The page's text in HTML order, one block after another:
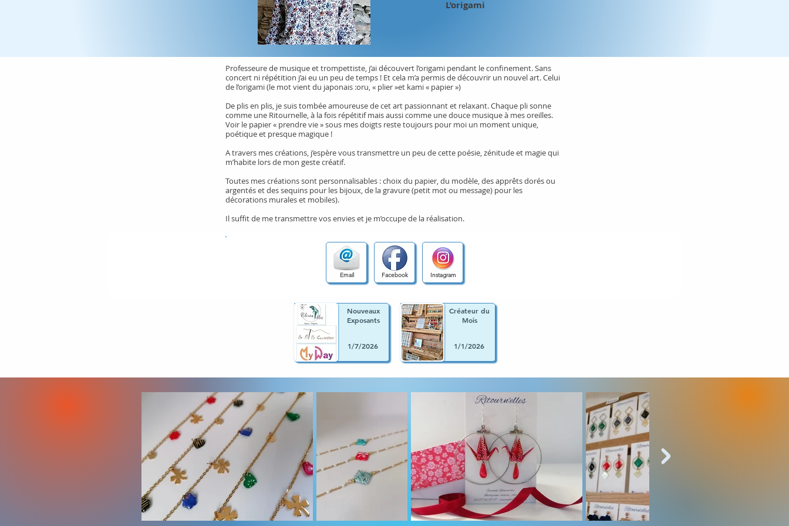
L’origami
Professeure de musique et trompettiste, j’ai découvert l’origami pendant le confinement. Sans
concert ni répétition j’ai eu un peu de temps ! Et cela m’a permis de découvrir un nouvel art. Celui
de l’origami (le mot vient du japonais :oru, « plier »et kami « papier »)
De plis en plis, je suis tombée amoureuse de cet art passionnant et relaxant. Chaque pli sonne
comme une Ritournelle, à la fois répétitif mais aussi comme une douce musique à mes oreilles.
Voir le papier « prendre vie » sous mes doigts reste toujours pour moi un moment unique,
poétique et presque magique !
A travers mes créations, j’espère vous transmettre un peu de cette poésie, zénitude et magie qui
m’habite lors de mon geste créatif.
Toutes mes créations sont personnalisables : choix du papier, du modèle, des apprêts dorés ou
argentés et des sequins pour les bijoux, de la gravure (petit mot ou message) pour les
décorations murales et mobiles).
Il suffit de me transmettre vos envies et je m’occupe de la réalisation.
Email Facebook Instagram
Nouveaux
Exposants
1/7/2026
Créateur du
Mois
1/1/2026